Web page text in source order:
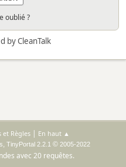
oublié ?
by CleanTalk
et Règles| En haut ▲
, TinyPortal 2.2.1© 2005-2022
avec 20 requêtes.